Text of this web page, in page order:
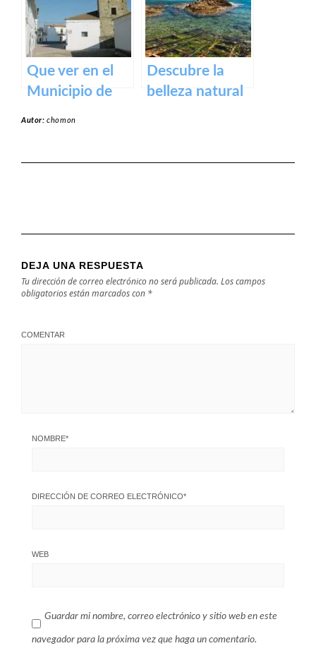
y actividades al
aire libre
Que ver en el
Municipio de
Descubre la
belleza natural
Autor:chomon
DEJA UNA RESPUESTA
Tu dirección de correo electrónico no será publicada. Los campos
obligatorios están marcados con *
COMENTAR
NOMBRE*
DIRECCIÓN DE CORREO ELECTRÓNICO*
WEB
Guardar mi nombre, correo electrónico y sitio web en este
navegador para la próxima vez que haga un comentario.